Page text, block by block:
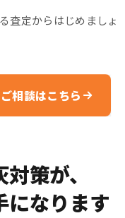
査定からはじめましょ
相談はこちら
策が、
になります